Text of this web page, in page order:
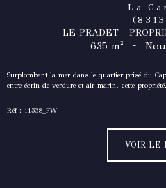
La
LE PRADET -
635 m² -
Surplombant la mer dans le quartier prisé du
entre écrin de verdure et air marin, cette
Réf : 11338_FW
VOIR LE